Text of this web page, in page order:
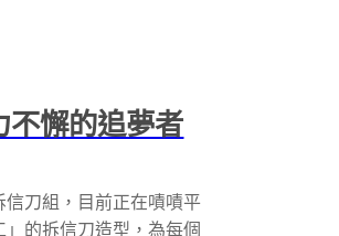
不懈的追夢者
刀組，目前正在嘖嘖平
的拆信刀造型，為每個